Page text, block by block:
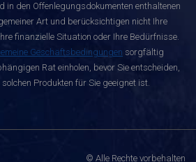
in den Offenlegungsdokumenten enthaltenen
Art und berücksichtigen nicht Ihre
finanzielle Situation oder Ihre Bedürfnisse.
Geschäftsbedingungen sorgfältig
Rat einholen, bevor Sie entscheiden,
Produkten für Sie geeignet ist.
© Alle Rechte vorbehalten